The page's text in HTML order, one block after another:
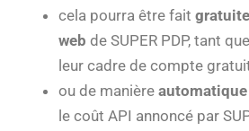
cela pourra être fait
web de SUPER PDP, tant
leur cadre de compte
ou de manière automatique
le coût API annoncé par